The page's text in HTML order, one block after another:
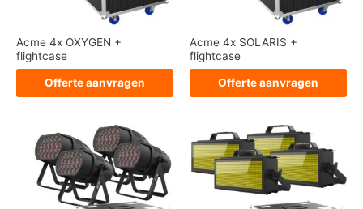
Acme 4x OXYGEN +
flightcase
Offerte aanvragen
Acme 4x SOLARIS +
flightcase
Offerte aanvragen